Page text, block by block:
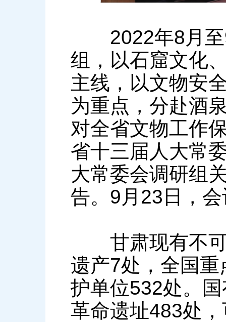
2022年8月至9
组，以石窟文化
主线，以文物安
为重点，分赴酒
对全省文物工作
省十三届人大常
大常委会调研组
告。9月23日，
甘肃现有不可
遗产7处，全国
护单位532处。
革命遗址483处